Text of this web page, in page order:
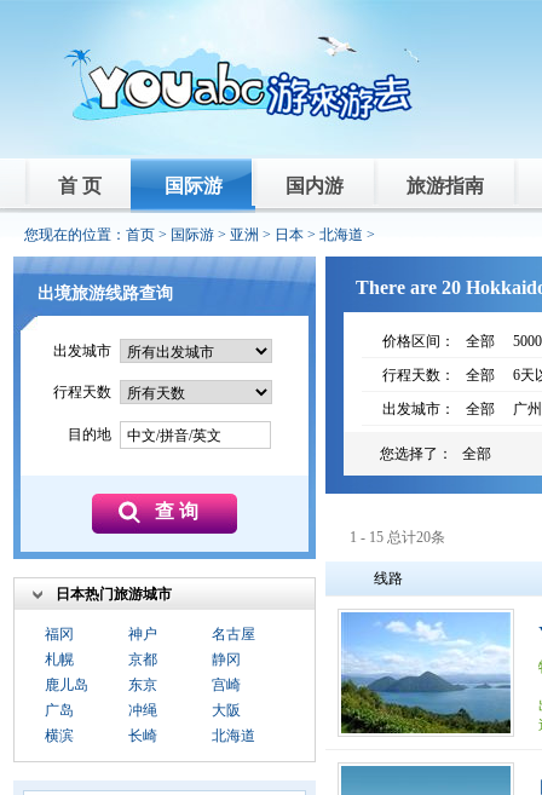
首 页 国际游 国内游 旅游指南
您现在的位置： 首页 > 国际游 > 亚洲 > 日本 > 北海道 >
出境旅游线路查询
出发城市
行程天数
目的地 中文/拼音/英文
日本热门旅游城市
福冈 神户
名古屋
札幌
京都
静冈
鹿儿岛
东京
宫崎
广岛
冲绳
大阪
横滨
长崎 北海道
There are 20
价格区间： 全部
行程天数：
全部
6天
出发城市：
全部 广州
您选择了： 全部
1 - 15 总计20条
线路